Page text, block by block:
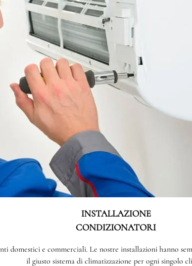
INSTALLAZIONE
CONDIZIONATORI
domestici e commerciali. Le nostre installazioni hanno
il giusto sistema di climatizzazione per ogni singolo